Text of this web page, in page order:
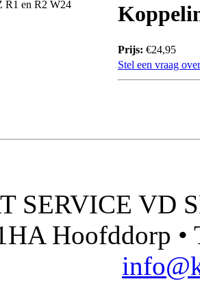
Prijs: €24,95
Stel een vraag
SERVICE VD
Hoofddorp •